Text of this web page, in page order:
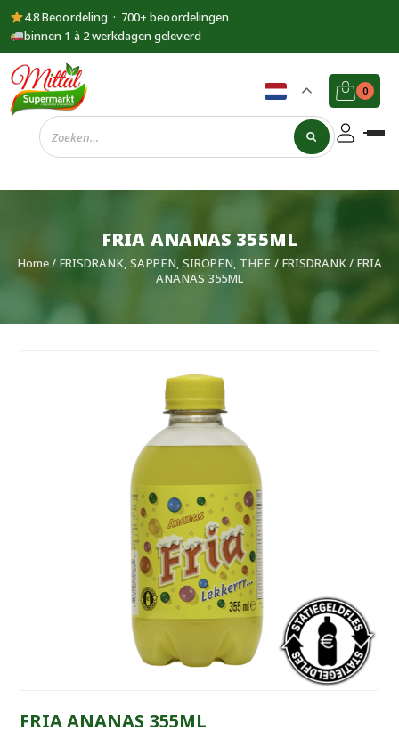
4.8 Beoordeling · 700+ beoordelingen
binnen 1 à 2 werkdagen geleverd
Supermarkt
Mittal
0
FRIA ANANAS 355ML
Home/ FRISDRANK, SAPPEN, SIROPEN, THEE / FRISDRANK/ FRIA
ANANAS 355ML
FRIA ANANAS 355ML